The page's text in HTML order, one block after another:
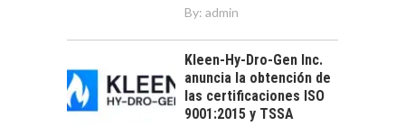
By: admin
Kleen-Hy-Dro-Gen Inc.
anuncia la obtención de
las certificaciones ISO
9001:2015 y TSSA